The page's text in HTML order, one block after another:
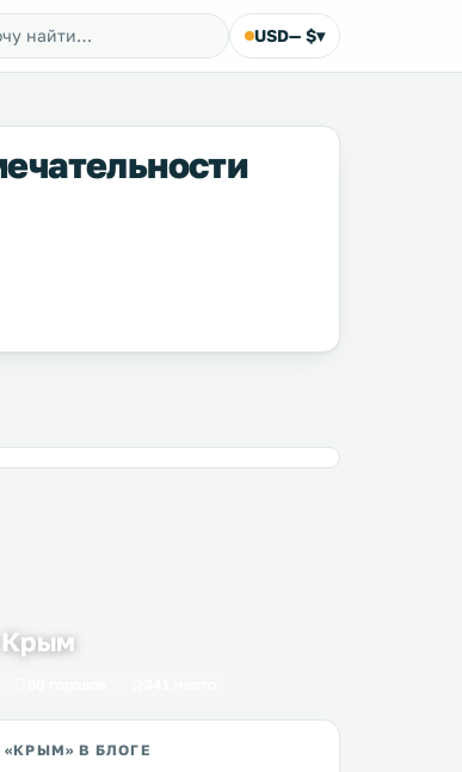
USD— $▾
Крым
«КРЫМ» В БЛОГЕ